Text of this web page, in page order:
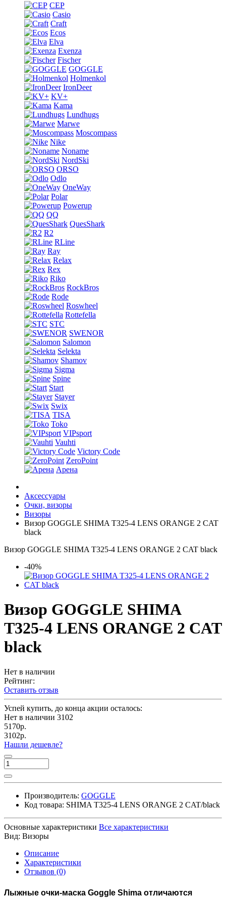
CEP
Casio
Craft
Ecos
Elva
Exenza
Fischer
GOGGLE
Holmenkol
IronDeer
KV+
Kama
Lundhugs
Marwe
Moscompass
Nike
Noname
NordSki
ORSO
Odlo
OneWay
Polar
Powerup
QQ
QuesShark
R2
RLine
Ray
Relax
Rex
Riko
RockBros
Rode
Roswheel
Rottefella
STC
SWENOR
Salomon
Selekta
Shamov
Sigma
Spine
Start
Stayer
Swix
TISA
Toko
VIPsport
Vauhti
Victory Code
ZeroPoint
Арена
Аксессуары
Очки, визоры
Визоры
Визор GOGGLE SHIMA T325-4 LENS ORANGE 2 CAT
black
Визор GOGGLE SHIMA T325-4 LENS ORANGE 2 CAT black
-40%
Визор GOGGLE SHIMA
T325-4 LENS ORANGE 2 CAT
black
Нет в наличии
Рейтинг:
Оставить отзыв
Успей купить, до конца акции осталось:
Нет в наличии 3102
5170р.
3102р.
Нашли дешевле?
Производитель: GOGGLE
Код товара: SHIMA T325-4 LENS ORANGE 2 CAT/black
Основные характеристики Все характеристики
Вид: Визоры
Описание
Характеристики
Отзывов (0)
Лыжные очки-маска Goggle Shima отличаются